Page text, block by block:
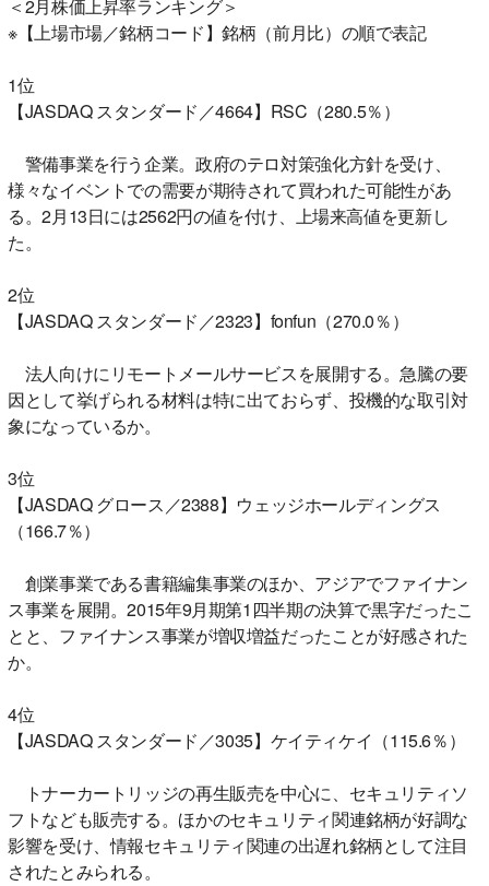
＜2月株価上昇率ランキング＞
※【上場市場／銘柄コード】銘柄（前月比）の順で表記
1位
【JASDAQ スタンダード／4664】RSC（280.5％）
警備事業を行う企業。政府のテロ対策強化方針を受け、
様々なイベントでの需要が期待されて買われた可能性があ
る。2月13日には2562円の値を付け、上場来高値を更新し
た。
2位
【JASDAQ スタンダード／2323】fonfun（270.0％）
法人向けにリモートメールサービスを展開する。急騰の要
因として挙げられる材料は特に出ておらず、投機的な取引対
象になっているか。
3位
【JASDAQ グロース／2388】ウェッジホールディングス
（166.7％）
創業事業である書籍編集事業のほか、アジアでファイナン
ス事業を展開。2015年9月期第1四半期の決算で黒字だったこ
とと、ファイナンス事業が増収増益だったことが好感された
か。
4位
【JASDAQ スタンダード／3035】ケイティケイ（115.6％）
トナーカートリッジの再生販売を中心に、セキュリティソ
フトなども販売する。ほかのセキュリティ関連銘柄が好調な
影響を受け、情報セキュリティ関連の出遅れ銘柄として注目
されたとみられる。